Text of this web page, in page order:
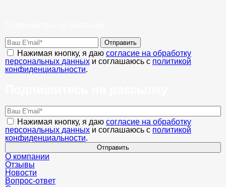
Отправить
Нажимая кнопку, я даю согласие на обработку
персональных данных и соглашаюсь с политикой
конфиденциальности.
Нажимая кнопку, я даю согласие на обработку
персональных данных и соглашаюсь с политикой
конфиденциальности.
Отправить
О компании
Отзывы
Новости
Вопрос-ответ